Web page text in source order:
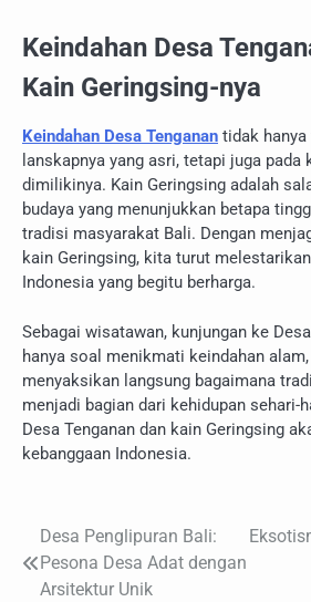
Keindahan Desa
Kain Geringsing-nya
Keindahan Desa Tenganan tidak
lanskapnya yang asri, tetapi juga pada
dimilikinya. Kain Geringsing adalah
budaya yang menunjukkan betapa
tradisi masyarakat Bali. Dengan
kain Geringsing, kita turut
Indonesia yang begitu berharga.
Sebagai wisatawan, kunjungan ke
hanya soal menikmati keindahan
menyaksikan langsung bagaimana
menjadi bagian dari kehidupan sehari-
Desa Tenganan dan kain Geringsing
kebanggaan Indonesia.
Navigasi
pos
Desa Penglipuran Bali:
Pesona Desa Adat dengan
Arsitektur Unik